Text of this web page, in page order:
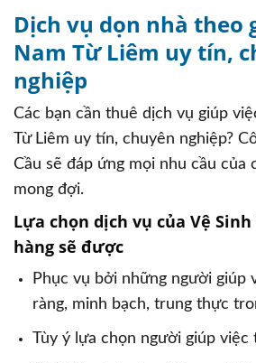
Dịch vụ dọn nhà theo
Nam Từ Liêm uy tín,
nghiệp
Các bạn cần thuê dịch vụ giúp
Từ Liêm uy tín, chuyên nghiệp?
Cầu sẽ đáp ứng mọi nhu cầu của
mong đợi.
Lựa chọn dịch vụ của Vệ Sinh
hàng sẽ được
Phục vụ bởi những người giúp
ràng, minh bạch, trung thực
Tùy ý lựa chọn người giúp việc